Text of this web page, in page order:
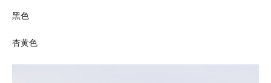
黑色
杏黄色